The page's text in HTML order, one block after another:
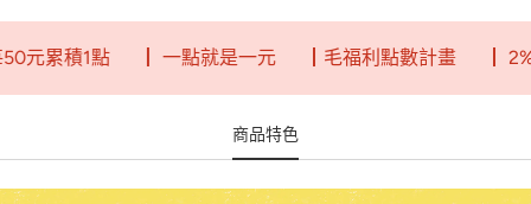
積1點 ┃ 一點就是一元 ┃毛福利點數計畫 ┃ 2%回
商品特色